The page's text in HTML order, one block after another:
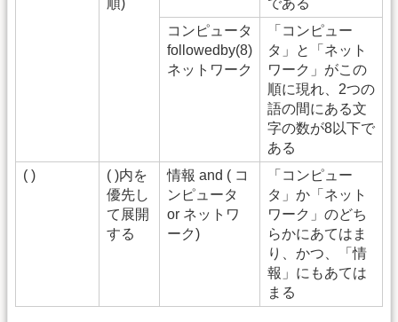
順)
である
コンピュータ
followedby(8)
ネットワーク
「コンピュー
タ」と「ネット
ワーク」がこの
順に現れ、2つの
語の間にある文
字の数が8以下で
ある
( )
( )内を
優先し
て展開
する
情報 and ( コ
ンピュータ
or ネットワ
ーク)
「コンピュー
タ」か「ネット
ワーク」のどち
らかにあてはま
り、かつ、「情
報」にもあては
まる